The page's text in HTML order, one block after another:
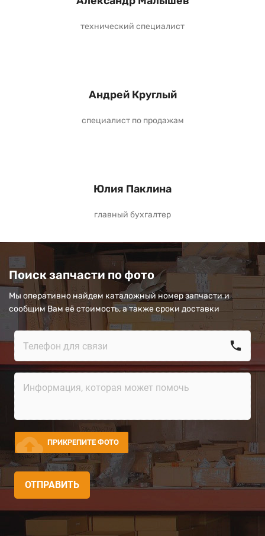
технический специалист
Андрей Круглый
специалист по продажам
Юлия Паклина
главный бухгалтер
Поиск запчасти по фото
Мы оперативно найдем каталожный номер запчасти и
сообщим Вам её стоимость, а также сроки доставки
call
cloud_upload ПРИКРЕПИТЕ ФОТО
ОТПРАВИТЬ